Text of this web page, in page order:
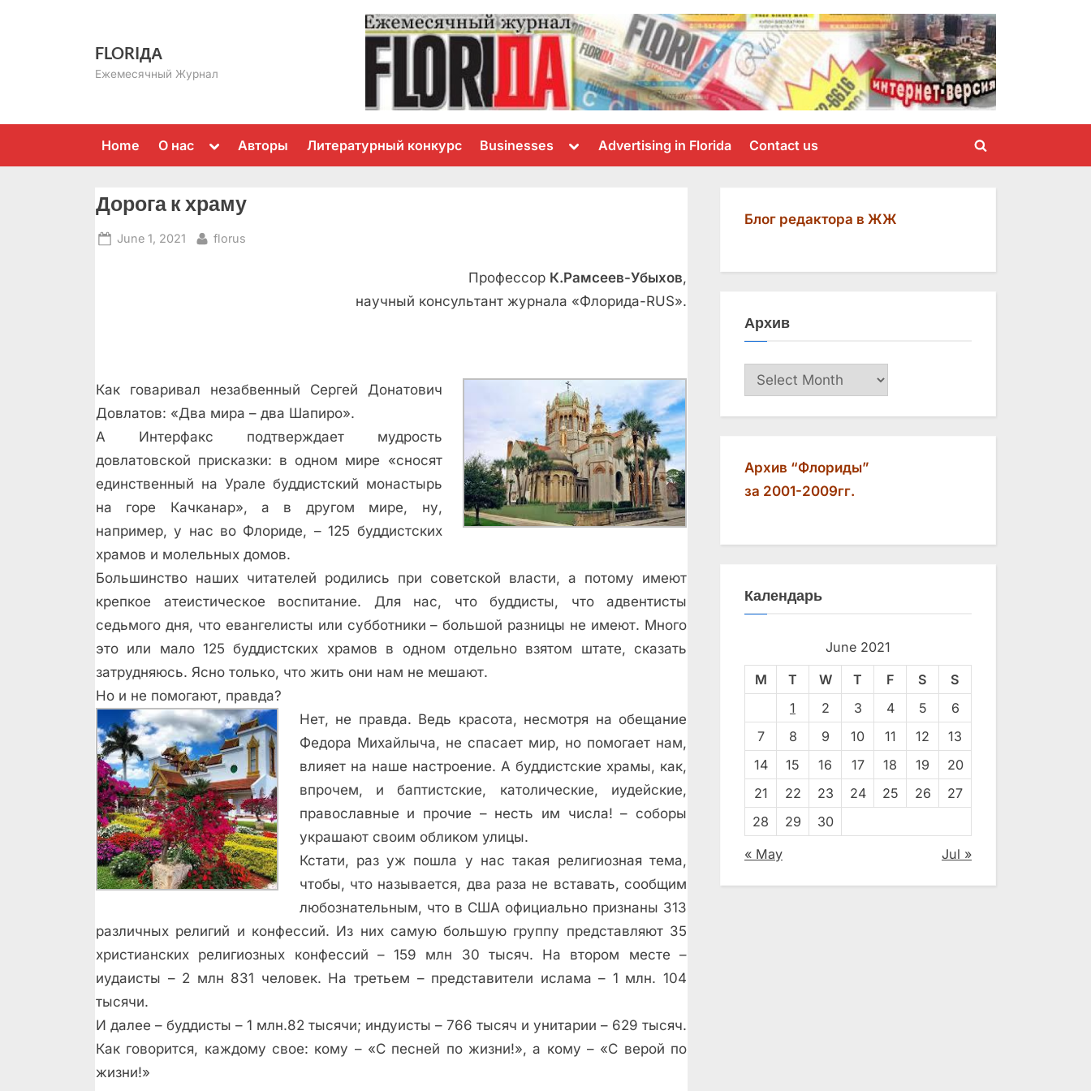
FLORIДА
Ежемесячный Журнал
Home О нас
Toggle
menu
Авторы Литературный конкурс Businesses
Toggle
menu
Advertising in Florida Contact us
Toggle
Дорога к храму
Posted
June 1, 2021 By
florus
Профессор К.Рамсеев-Убыхов,
научный консультант журнала «Флорида-RUS».
Как говаривал незабвенный Сергей Донатович
Довлатов: «Два мира – два Шапиро».
А Интерфакс подтверждает мудрость
довлатовской присказки: в одном мире «сносят
единственный на Урале буддистский монастырь
на горе Качканар», а в другом мире, ну,
например, у нас во Флориде, – 125 буддистских
храмов и молельных домов.
Большинство наших читателей родились при советской власти, а потому имеют
крепкое атеистическое воспитание. Для нас, что буддисты, что адвентисты
седьмого дня, что евангелисты или субботники – большой разницы не имеют. Много
это или мало 125 буддистских храмов в одном отдельно взятом штате, сказать
затрудняюсь. Ясно только, что жить они нам не мешают.
Но и не помогают, правда?
Нет, не правда. Ведь красота, несмотря на обещание
Федора Михайлыча, не спасает мир, но помогает нам,
влияет на наше настроение. А буддистские храмы, как,
впрочем, и баптистские, католические, иудейские,
православные и прочие – несть им числа! – соборы
украшают своим обликом улицы.
Кстати, раз уж пошла у нас такая религиозная тема,
чтобы, что называется, два раза не вставать, сообщим
любознательным, что в США официально признаны 313
различных религий и конфессий. Из них самую большую группу представляют 35
христианских религиозных конфессий – 159 млн 30 тысяч. На втором месте –
иудаисты – 2 млн 831 человек. На третьем – представители ислама – 1 млн. 104
тысячи.
И далее – буддисты – 1 млн.82 тысячи; индуисты – 766 тысяч и унитарии – 629 тысяч.
Как говорится, каждому свое: кому – «С песней по жизни!», а кому – «С верой по
жизни!»
Блог редактора в ЖЖ
Архив
Архив
Архив “Флориды”
за 2001-2009гг.
Календарь
June 2021
M T W T F S
S
1
2 3 4 5
6
7
8 9 10 11 12
13
14
15 16 17 18 19
20
21
22 23 24 25 26
27
28
29 30
« May Jul »